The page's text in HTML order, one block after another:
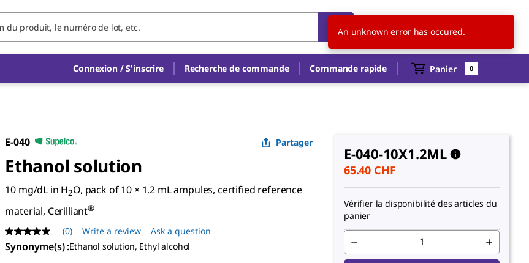
CH FR
Connexion / S'inscrire Recherche de commande Commande rapide Panier 0
E-040 Partager
Ethanol solution
10 mg/dL in H2O, pack of 10 × 1.2 mL ampules, certified reference
material, Cerilliant®
No
rating
value
(0) Write a review Ask a question
Synonyme(s):Ethanol solution, Ethyl alcohol
E-040-10X1.2ML
65.40 CHF
Vérifier la disponibilité des articles du
panier
An unknown error has occured.